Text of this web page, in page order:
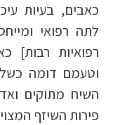
כאבים, בעיות
לתה רפואי
רפואיות רבות]
וטעמם דומה
השיח מתוקים
פירות השיזף